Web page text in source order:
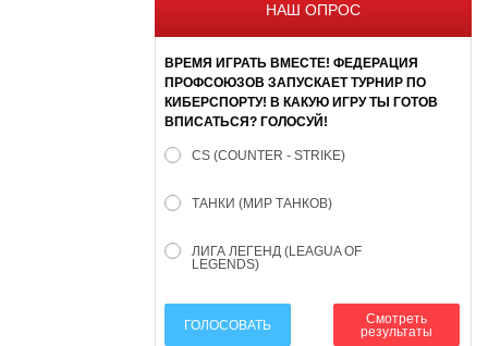
НАШ ОПРОС
ВРЕМЯ ИГРАТЬ ВМЕСТЕ! ФЕДЕРАЦИЯ
ПРОФСОЮЗОВ ЗАПУСКАЕТ ТУРНИР ПО
КИБЕРСПОРТУ! В КАКУЮ ИГРУ ТЫ ГОТОВ
ВПИСАТЬСЯ? ГОЛОСУЙ!
CS (COUNTER - STRIKE)
ТАНКИ (МИР ТАНКОВ)
ЛИГА ЛЕГЕНД (LEAGUA OF
LEGENDS)
ГОЛОСОВАТЬ
Смотреть
результаты